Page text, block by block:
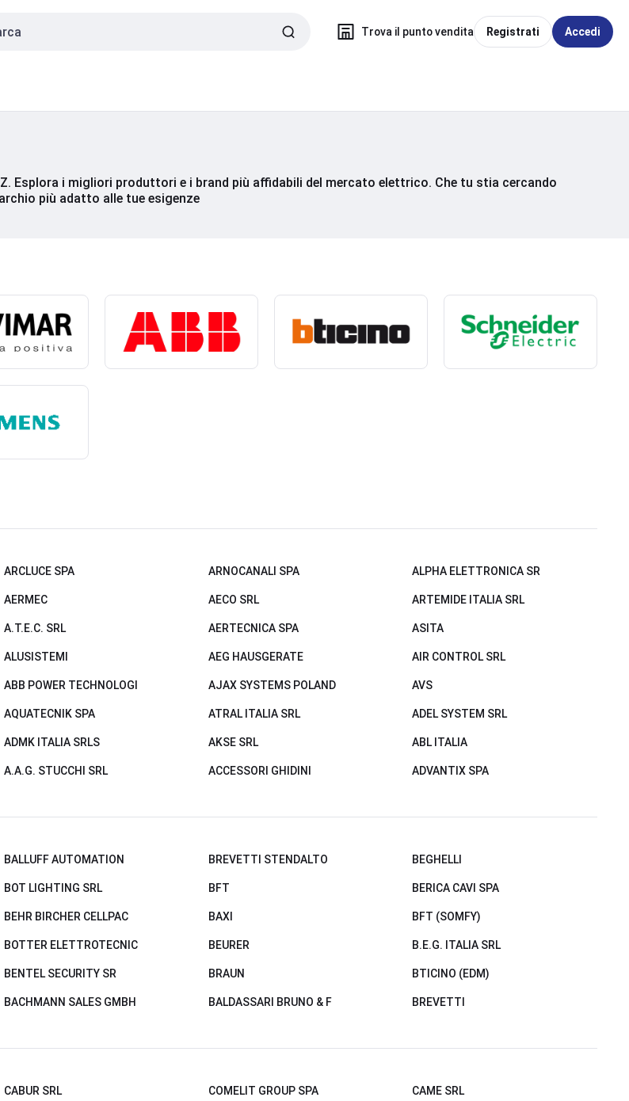
Trova il punto vendita Registrati Accedi
Esplora i migliori produttori e i brand più affidabili del mercato elettrico. Che tu stia cercando
più adatto alle tue esigenze
ARCLUCE SPA ARNOCANALI SPA ALPHA ELETTRONICA SR
AERMEC AECO SRL ARTEMIDE ITALIA SRL
A.T.E.C. SRL AERTECNICA SPA ASITA
ALUSISTEMI AEG HAUSGERATE AIR CONTROL SRL
ABB POWER TECHNOLOGI AJAX SYSTEMS POLAND AVS
AQUATECNIK SPA ATRAL ITALIA SRL ADEL SYSTEM SRL
ADMK ITALIA SRLS AKSE SRL ABL ITALIA
A.A.G. STUCCHI SRL ACCESSORI GHIDINI ADVANTIX SPA
BALLUFF AUTOMATION BREVETTI STENDALTO BEGHELLI
BOT LIGHTING SRL BFT BERICA CAVI SPA
BEHR BIRCHER CELLPAC BAXI BFT (SOMFY)
BOTTER ELETTROTECNIC BEURER B.E.G. ITALIA SRL
BENTEL SECURITY SR BRAUN BTICINO (EDM)
BACHMANN SALES GMBH BALDASSARI BRUNO & F BREVETTI
CABUR SRL COMELIT GROUP SPA CAME SRL